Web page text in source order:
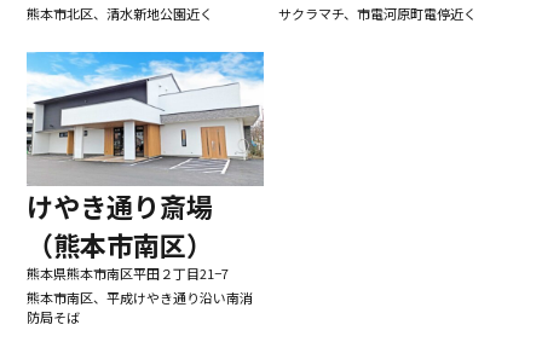
熊本市北区、清水新地公園近く
サクラマチ、市電河原町電停近く
けやき通り斎場
（熊本市南区）
熊本県熊本市南区平田２丁目21−7
熊本市南区、平成けやき通り沿い南消
防局そば